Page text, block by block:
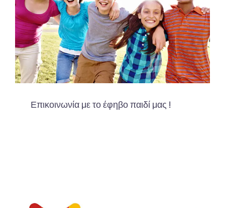
Επικοινωνία με το έφηβο παιδί μας !